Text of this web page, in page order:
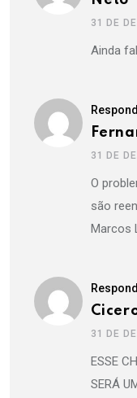
31 DE
Ainda
31 DE
O
são
Marcos
31 DE
ESSE
SERÁ